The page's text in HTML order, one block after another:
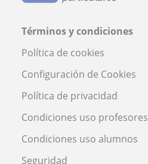
Términos y condiciones
Política de cookies
Configuración de Cookies
Política de privacidad
Condiciones uso profesores
Condiciones uso alumnos
Seguridad